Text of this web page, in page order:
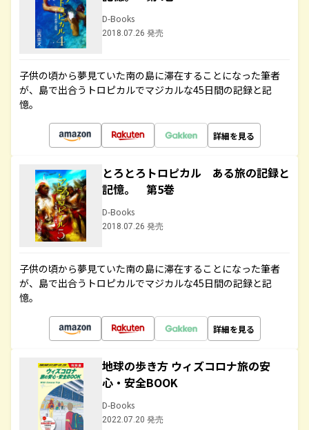
D-Books
2018.07.26 発売
子供の頃から夢見ていた南の島に滞在することになった筆者
が、島で出合うトロピカルでマジカルな45日間の記録と記
憶。
詳細を見る
とろとろトロピカル ある旅の記録と
記憶。 第5巻
D-Books
2018.07.26 発売
子供の頃から夢見ていた南の島に滞在することになった筆者
が、島で出合うトロピカルでマジカルな45日間の記録と記
憶。
詳細を見る
地球の歩き方 ウィズコロナ旅の安
心・安全BOOK
D-Books
2022.07.20 発売